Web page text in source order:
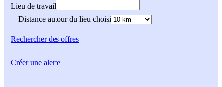
Lieu de travail
Distance autour du lieu choisi
Rechercherdes offres
Créer une alerte